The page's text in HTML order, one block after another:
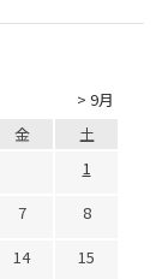
> 9月
金
土
1
7
8
14
15